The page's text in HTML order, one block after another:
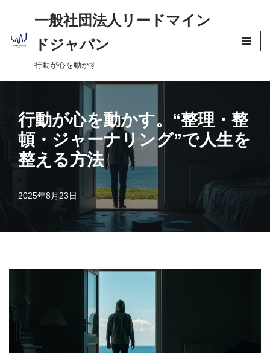
コ
ン
ン
へ
ッ
一般社団法人リードマイン
ドジャパン
行動が心を動かす
行動が心を動かす。“整理・整
頓・ジャーナリング”で人生を
整える方法
2025年8月23日